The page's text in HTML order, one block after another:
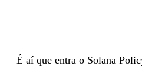
É aí que entra o Solana